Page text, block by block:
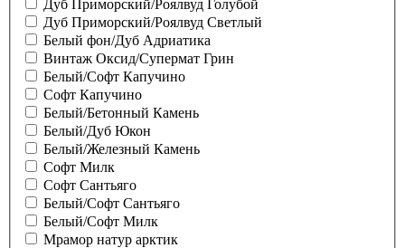
Дуб Приморский/Роялвуд Голубой
Дуб Приморский/Роялвуд Светлый
Белый фон/Дуб Адриатика
Винтаж Оксид/Супермат Грин
Белый/Софт Капучино
Софт Капучино
Белый/Бетонный Камень
Белый/Дуб Юкон
Белый/Железный Камень
Софт Милк
Софт Сантьяго
Белый/Софт Сантьяго
Белый/Софт Милк
Мрамор натур арктик